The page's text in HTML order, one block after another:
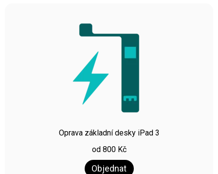
Oprava základní desky iPad 3
od 800 Kč
Objednat